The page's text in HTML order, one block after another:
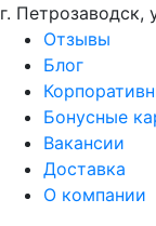
г. Петрозаводск,
Отзывы
Блог
Бонусные
Вакансии
Доставка
О компании